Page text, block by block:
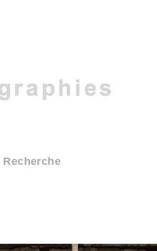
Recherche